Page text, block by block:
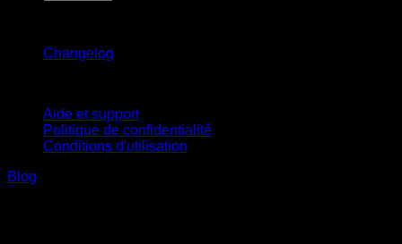
Changelog
Aide et support
Politique de confidentialité
Conditions d'utilisation
Blog